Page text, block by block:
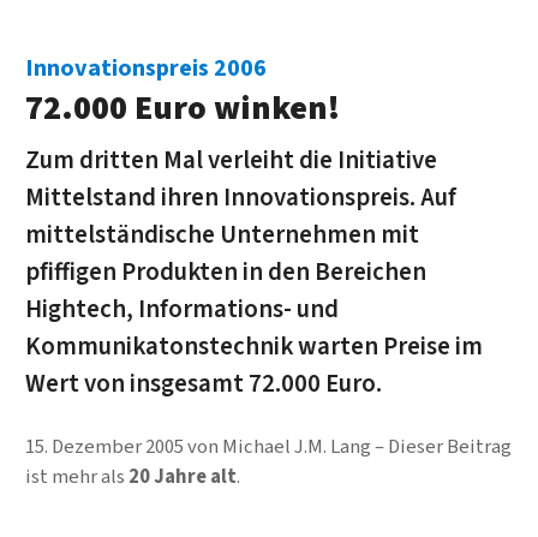
Innovationspreis 2006
72.000 Euro winken!
Zum dritten Mal verleiht die Initiative
Mittelstand ihren Innovationspreis. Auf
mittelständische Unternehmen mit
pfiffigen Produkten in den Bereichen
Hightech, Informations- und
Kommunikatonstechnik warten Preise im
Wert von insgesamt 72.000 Euro.
15. Dezember 2005von Michael J.M. Lang
Dieser Beitrag
ist mehr als 20 Jahre alt.